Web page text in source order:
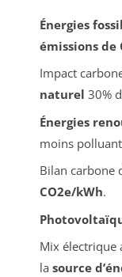
Énergies
émissions de
Impact
naturel 30%
Énergies
moins
Bilan carbone
CO2e/kWh.
Mix électrique
la source